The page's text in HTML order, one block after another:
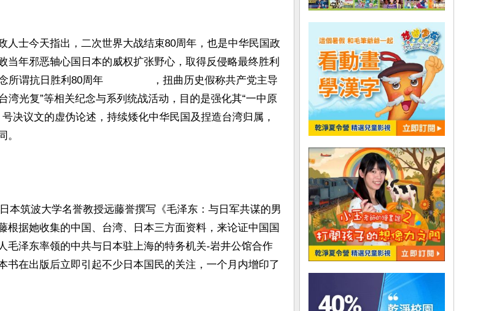
人士今天指出，二次世界大战结束80周年，也是中华民国政
当年邪恶轴心国日本的威权扩张野心，取得反侵略最终胜利
所谓抗日胜利80周年                ，扭曲历史假称共产党主导
湾光复”等相关纪念与系列统战活动，目的是强化其“一中原
决议文的虚伪论述，持续矮化中华民国及捏造台湾归属，
。
本筑波大学名誉教授远藤誉撰写《毛泽东：与日军共谋的男
根据她收集的中国、台湾、日本三方面资料，来论证中国国
毛泽东率领的中共与日本驻上海的特务机关-岩井公馆合作
书在出版后立即引起不少日本国民的关注，一个月内增印了